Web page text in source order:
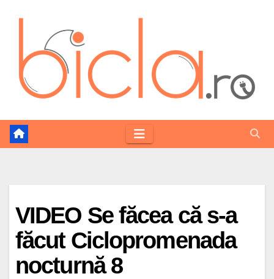
VIDEO Se făcea că s-a
făcut Ciclopromenada
nocturnă 8